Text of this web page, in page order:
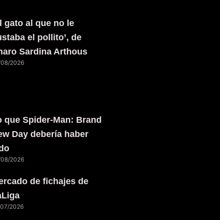
gato al que no le
el pollito’, de
Sardina Arthous
2026
que Spider-Man: Brand
Day debería haber
2026
de fichajes de
2026